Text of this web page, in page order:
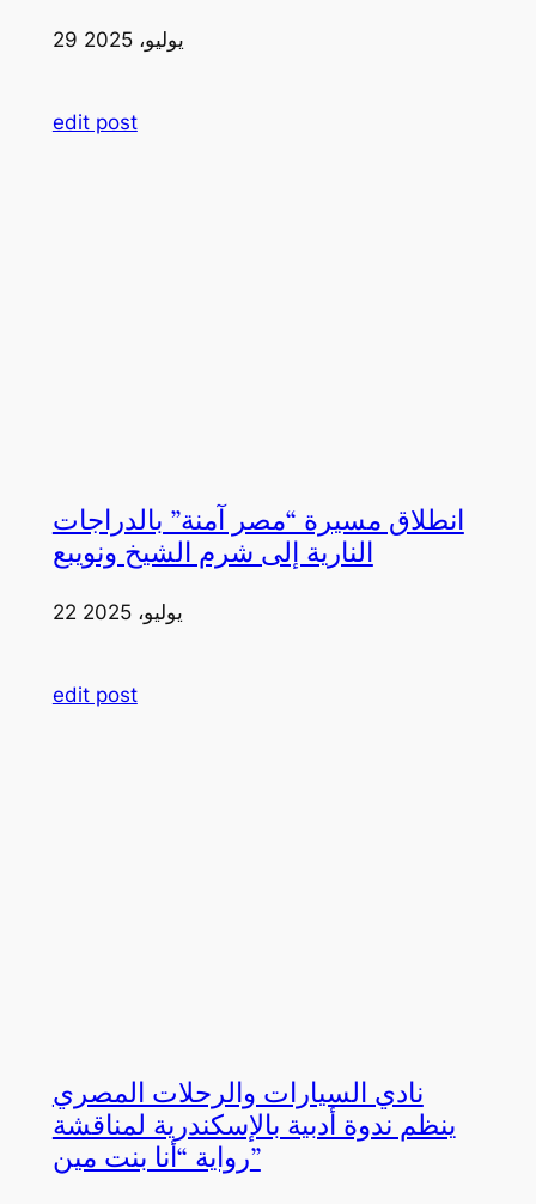
29 يوليو، 2025
edit post
انطلاق مسيرة “مصر آمنة” بالدراجات
النارية إلى شرم الشيخ ونويبع
22 يوليو، 2025
edit post
نادي السيارات والرحلات المصري
ينظم ندوة أدبية بالإسكندرية لمناقشة
رواية “أنا بنت مين”